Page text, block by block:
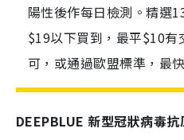
陽性後作每日檢測。精選
$19以下買到，最平$10
可，或通過歐盟標準，最
DEEPBLUE 新型冠狀病毒